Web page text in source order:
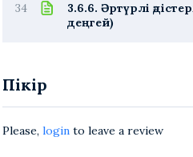
34
3.6.6. Әртүрлі
деңгей)
Пікір
Please, login to leave a review